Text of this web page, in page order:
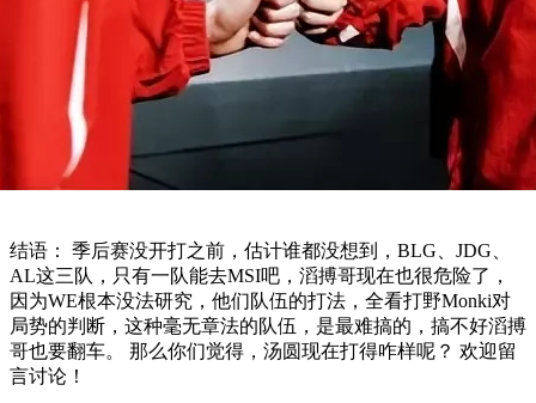
结语： 季后赛没开打之前，估计谁都没想到，BLG、JDG、
AL这三队，只有一队能去MSI吧，滔搏哥现在也很危险了，
因为WE根本没法研究，他们队伍的打法，全看打野Monki对
局势的判断，这种毫无章法的队伍，是最难搞的，搞不好滔搏
哥也要翻车。 那么你们觉得，汤圆现在打得咋样呢？ 欢迎留
言讨论！